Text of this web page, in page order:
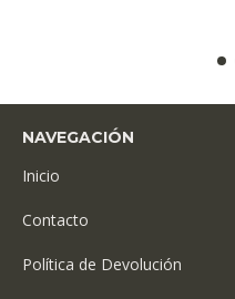
NAVEGACIÓN
Inicio
Contacto
Política de Devolución